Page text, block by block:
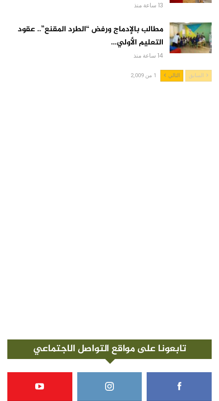
13 ساعة منذ
مطالب بالإدماج ورفض “الطرد المقنع”.. عقود
التعليم الأولي…
14 ساعة منذ
السابق التالي 1 من 2,009
تابعونا على مواقع التواصل الاجتماعي